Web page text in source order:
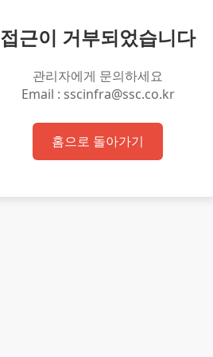
접근이 거부되었습니다
관리자에게 문의하세요
Email : sscinfra@ssc.co.kr
홈으로 돌아가기